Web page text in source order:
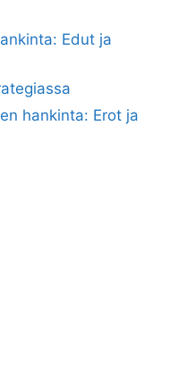
Edut ja
hankinta: Erot ja